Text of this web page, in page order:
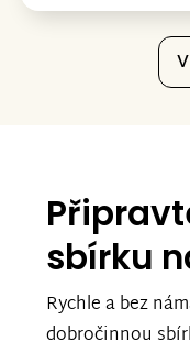
sbírku
Rychle a bez
dobročinnou